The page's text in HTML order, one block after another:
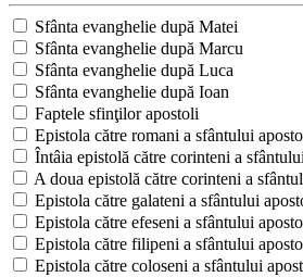
Sfânta evanghelie după Matei
Sfânta evanghelie după Marcu
Sfânta evanghelie după Luca
Sfânta evanghelie după Ioan
Faptele sfinţilor apostoli
Epistola către romani a sfântului
Întâia epistolă către corinteni a
A doua epistolă către corinteni a
Epistola către galateni a sfântului
Epistola către efeseni a sfântului
Epistola către filipeni a sfântului
Epistola către coloseni a sfântului